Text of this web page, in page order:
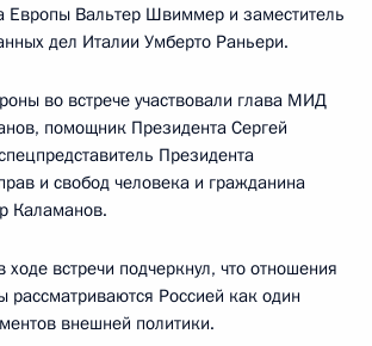
Европы Вальтер Швиммер и заместитель
дел Италии Умберто Раньери.
во встрече участвовали глава МИД
помощник Президента Сергей
Президента
и свобод человека и гражданина
Каламанов.
встречи подчеркнул, что отношения
рассматриваются Россией как один
внешней политики.